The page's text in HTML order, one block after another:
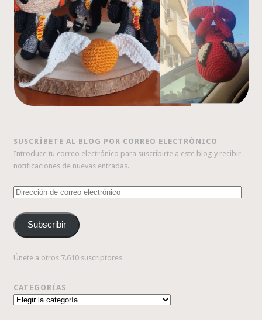
SUSCRÍBETE AL BLOG POR CORREO ELECTRÓNICO
Introduce tu correo electrónico para suscribirte a este blog y recibir
notificaciones de nuevas entradas.
Dirección
correo
electrónico
Subscribir
Únete a otros 7.610 suscriptores
CATEGORÍAS
Categorías